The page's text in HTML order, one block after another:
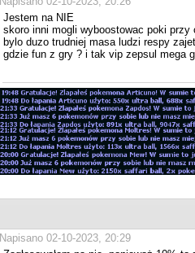
Jestem na NIE
skoro inni mogli wyboostowac poki
bylo duzo trudniej masa ludzi respy
gdzie fun z gry ? i tak vip zepsul mega
Napisano 02-10-2023, 20:29